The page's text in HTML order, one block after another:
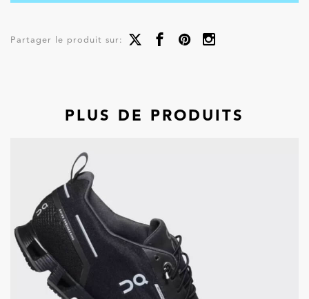
Partager le produit sur:
PLUS DE PRODUITS